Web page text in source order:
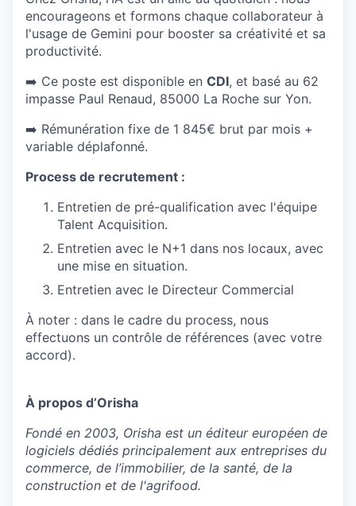
encourageons et formons chaque collaborateur à
l'usage de Gemini pour booster sa créativité et sa
productivité.
➡️ Ce poste est disponible en CDI, et basé au 62
impasse Paul Renaud, 85000 La Roche sur Yon.
➡️ Rémunération fixe de 1 845€ brut par mois +
variable déplafonné.
Process de recrutement :
Entretien de pré-qualification avec l'équipe
Talent Acquisition.
Entretien avec le N+1 dans nos locaux, avec
une mise en situation.
Entretien avec le Directeur Commercial
À noter : dans le cadre du process, nous
effectuons un contrôle de références (avec votre
accord).
À propos d’Orisha
Fondé en 2003, Orisha est un éditeur européen de
logiciels dédiés principalement aux entreprises du
commerce, de l’immobilier, de la santé, de la
construction et de l'agrifood.